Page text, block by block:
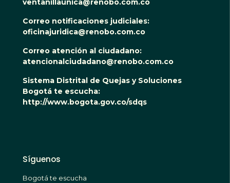
ventanillaunica@renobo.com.co
Correo notificaciones judiciales:
oficinajuridica@renobo.com.co
Correo atención al ciudadano:
atencionalciudadano@renobo.com.co
Sistema Distrital de Quejas y Soluciones
Bogotá te escucha:
http://www.bogota.gov.co/sdqs
Síguenos
Bogotá te escucha